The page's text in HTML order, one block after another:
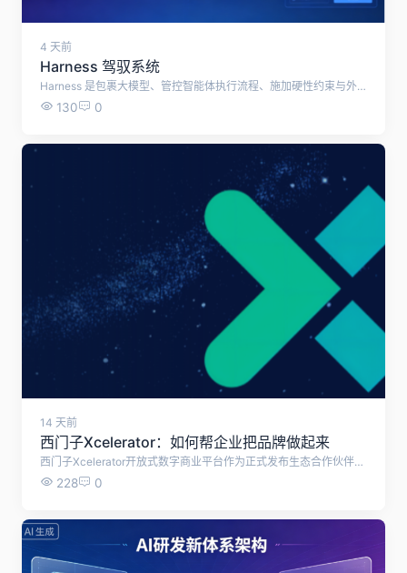
4 天前
Harness 驾驭系统
Harness 是包裹大模型、管控智能体执行流程、施加硬性约束与外部能力的整套运行控制系统。
130 0
14 天前
西门子Xcelerator：如何帮企业把品牌做起来
西门子Xcelerator开放式数字商业平台作为正式发布生态合作伙伴"繁星计划"，旨在发挥平台网络效应，与生态伙伴共享知识与技术资源，共创面向客户的解决方案，共赢数字化与低碳化新机遇。
228 0